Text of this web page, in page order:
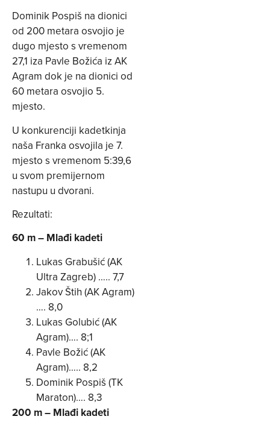
Dominik Pospiš na dionici
od 200 metara osvojio je
dugo mjesto s vremenom
27,1 iza Pavle Božića iz AK
Agram dok je na dionici od
60 metara osvojio 5.
mjesto.
U konkurenciji kadetkinja
naša Franka osvojila je 7.
mjesto s vremenom 5:39,6
u svom premijernom
nastupu u dvorani.
Rezultati:
60 m – Mlađi kadeti
Lukas Grabušić (AK
Ultra Zagreb) ….. 7,7
Jakov Štih (AK Agram)
…. 8,0
Lukas Golubić (AK
Agram)…. 8;1
Pavle Božić (AK
Agram)….. 8,2
Dominik Pospiš (TK
Maraton)…. 8,3
200 m – Mlađi kadeti